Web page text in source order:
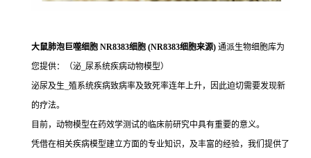
大鼠肺泡巨噬细胞 NR8383细胞 (NR8383细胞来源) 通派生物细胞库为
您提供：（泌_尿系统疾病动物模型）
泌尿及生_殖系统疾病致病率及致死率连年上升，因此迫切需要发现新
的疗法。
目前，动物模型在药效学测试的临床前研究中具有重要的意义。
凭借在相关疾病模型建立方面的专业知识，及丰富的经验，我们提供了